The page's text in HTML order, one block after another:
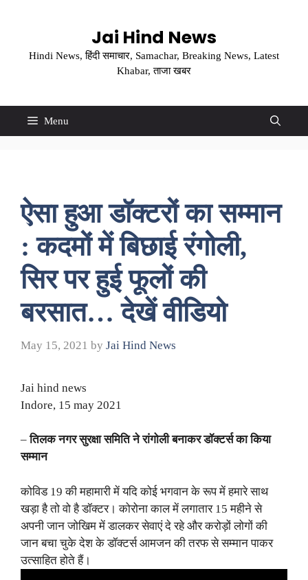
Jai Hind News
Hindi News, हिंदी समाचार, Samachar, Breaking News, Latest
Khabar, ताजा खबर
Menu
ऐसा हुआ डॉक्टरों का सम्मान
: कदमों में बिछाई रंगोली,
सिर पर हुई फूलों की
बरसात… देखें वीडियो
May 15, 2021 by Jai Hind News
Jai hind news
Indore, 15 may 2021
–तिलक नगर सुरक्षा समिति ने रांगोली बनाकर डॉक्टर्स का किया
सम्मान
कोविड 19 की महामारी में यदि कोई भगवान के रूप में हमारे साथ
खड़ा है तो वो है डॉक्टर। कोरोना काल में लगातार 15 महीने से
अपनी जान जोखिम में डालकर सेवाएं दे रहे और करोड़ों लोगों की
जान बचा चुके देश के डॉक्टर्स आमजन की तरफ से सम्मान पाकर
उत्साहित होते हैं।